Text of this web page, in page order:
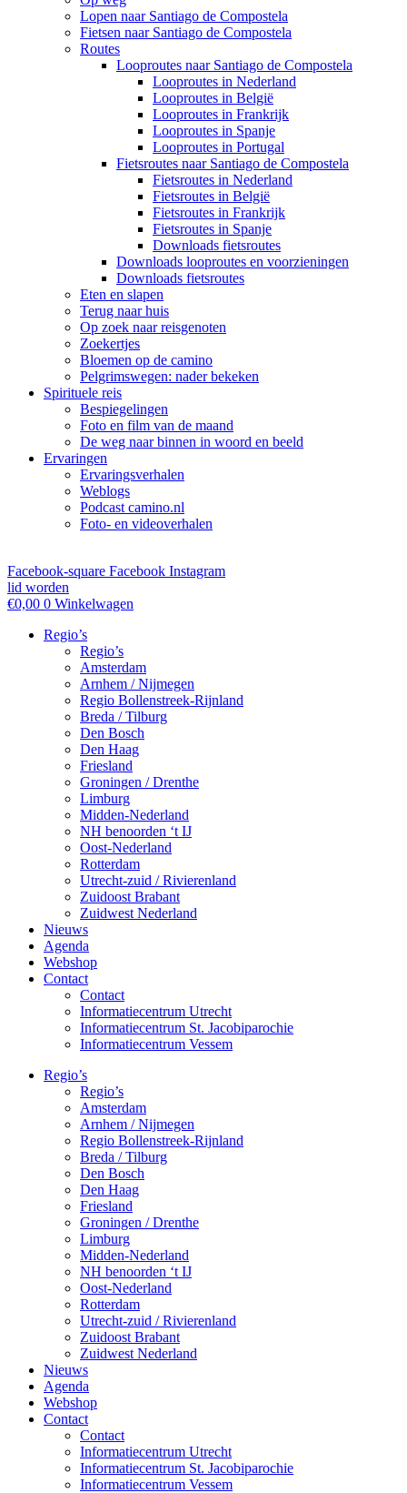
Lopen naar Santiago de Compostela
Fietsen naar Santiago de Compostela
Routes
Looproutes naar Santiago de Compostela
Looproutes in Nederland
Looproutes in België
Looproutes in Frankrijk
Looproutes in Spanje
Looproutes in Portugal
Fietsroutes naar Santiago de Compostela
Fietsroutes in Nederland
Fietsroutes in België
Fietsroutes in Frankrijk
Fietsroutes in Spanje
Downloads fietsroutes
Downloads looproutes en voorzieningen
Downloads fietsroutes
Eten en slapen
Terug naar huis
Op zoek naar reisgenoten
Zoekertjes
Bloemen op de camino
Pelgrimswegen: nader bekeken
Spirituele reis
Bespiegelingen
Foto en film van de maand
De weg naar binnen in woord en beeld
Ervaringen
Ervaringsverhalen
Weblogs
Podcast camino.nl
Foto- en videoverhalen
Facebook-square Facebook Instagram
lid worden
€0,00 0 Winkelwagen
Regio’s
Regio’s
Amsterdam
Arnhem / Nijmegen
Regio Bollenstreek-Rijnland
Breda / Tilburg
Den Bosch
Den Haag
Friesland
Groningen / Drenthe
Limburg
Midden-Nederland
NH benoorden ‘t IJ
Oost-Nederland
Rotterdam
Utrecht-zuid / Rivierenland
Zuidoost Brabant
Zuidwest Nederland
Nieuws
Agenda
Webshop
Contact
Contact
Informatiecentrum Utrecht
Informatiecentrum St. Jacobiparochie
Informatiecentrum Vessem
Regio’s
Regio’s
Amsterdam
Arnhem / Nijmegen
Regio Bollenstreek-Rijnland
Breda / Tilburg
Den Bosch
Den Haag
Friesland
Groningen / Drenthe
Limburg
Midden-Nederland
NH benoorden ‘t IJ
Oost-Nederland
Rotterdam
Utrecht-zuid / Rivierenland
Zuidoost Brabant
Zuidwest Nederland
Nieuws
Agenda
Webshop
Contact
Contact
Informatiecentrum Utrecht
Informatiecentrum St. Jacobiparochie
Informatiecentrum Vessem